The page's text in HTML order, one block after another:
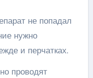
не попадал
нужно
и перчатках.
проводят